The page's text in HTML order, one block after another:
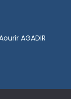
AGADIR